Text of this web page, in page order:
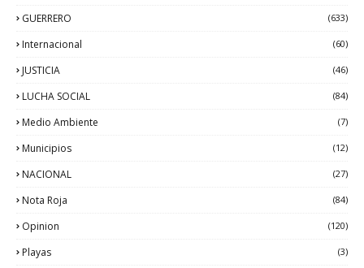
GUERRERO (633)
Internacional (60)
JUSTICIA (46)
LUCHA SOCIAL (84)
Medio Ambiente (7)
Municipios (12)
NACIONAL (27)
Nota Roja (84)
Opinion (120)
Playas (3)